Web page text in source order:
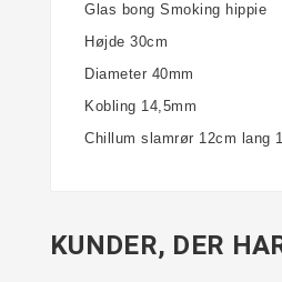
Glas bong Smoking hippie
Højde 30cm
Diameter 40mm
Kobling 14,5mm
Chillum slamrør 12cm lang
KUNDER, DER